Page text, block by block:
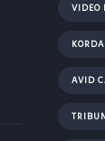
VIDEO
KORDA
AVID